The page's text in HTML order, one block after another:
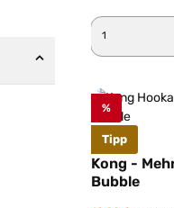
Produkt
%
Tipp
Kong -
Bubble